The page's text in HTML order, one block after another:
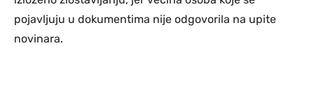
pojavljuju u dokumentima nije odgovorila na upite
novinara.